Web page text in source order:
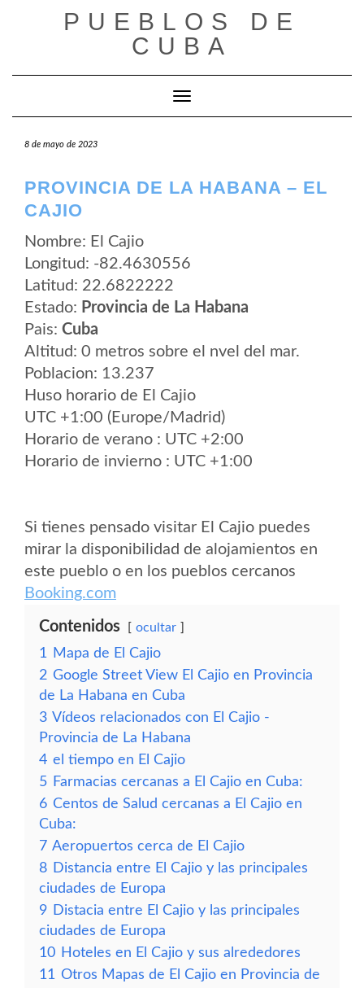
PUEBLOS DE
CUBA
Cambiar modo de navegación
8 de mayo de 2023
PROVINCIA DE LA HABANA – EL
CAJIO
Nombre: El Cajio
Longitud: -82.4630556
Latitud: 22.6822222
Estado: Provincia de La Habana
Pais: Cuba
Altitud: 0 metros sobre el nvel del mar.
Poblacion: 13.237
Huso horario de El Cajio
UTC +1:00 (Europe/Madrid)
Horario de verano : UTC +2:00
Horario de invierno : UTC +1:00
Si tienes pensado visitar El Cajio puedes
mirar la disponibilidad de alojamientos en
este pueblo o en los pueblos cercanos
Booking.com
Contenidos ocultar
1
Mapa de El Cajio
2 Google Street View El Cajio en Provincia
de La Habana en Cuba
3 Vídeos relacionados con El Cajio -
Provincia de La Habana
4 el tiempo en El Cajio
5 Farmacias cercanas a El Cajio en Cuba:
6 Centos de Salud cercanas a El Cajio en
Cuba:
7 Aeropuertos cerca de El Cajio
8 Distancia entre El Cajio y las principales
ciudades de Europa
9 Distacia entre El Cajio y las principales
ciudades de Europa
10 Hoteles en El Cajio y sus alrededores
11 Otros Mapas de El Cajio en Provincia de